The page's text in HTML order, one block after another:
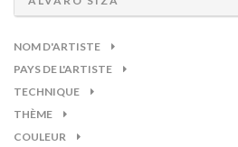
NOM D'ARTISTE
PAYS DE L'ARTISTE
TECHNIQUE
THÈME
COULEUR